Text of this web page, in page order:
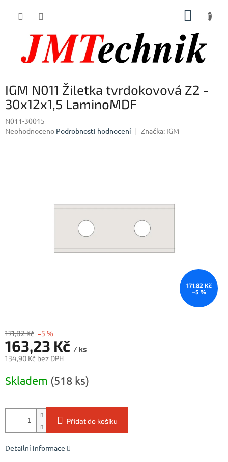
IGM N011 Žiletka tvrdokovová Z2 -
30x12x1,5 LaminoMDF
N011-30015
Průměrné
Neohodnoceno Podrobnosti hodnocení Značka: IGM
171,82 Kč
–5 %
171,82 Kč –5 %
163,23 Kč / ks
134,90 Kč bez DPH
cena:
Skladem (518 ks)
Přidat do košíku
Detailní informace